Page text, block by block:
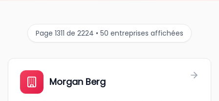
Page 1311 de 2224 • 50 entreprises affichées
Morgan Berg